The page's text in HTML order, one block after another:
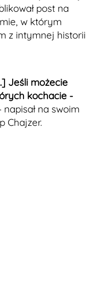
post na
w którym
z intymnej historii
Jeśli możecie
kochacie -
na swoim
Chajzer.